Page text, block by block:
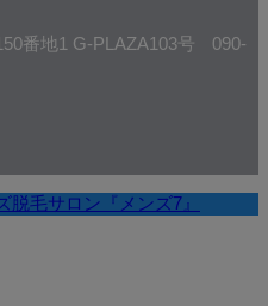
番地1 G-PLAZA103号
090-
脱毛サロン『メンズ7』